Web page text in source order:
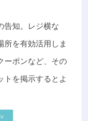
告知。レジ横な
所を有効活用しま
ーポンなど、その
トを掲示するとよ